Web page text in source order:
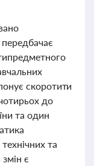
скоротити
до
та один
та
є